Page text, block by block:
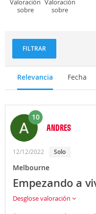
Valoración
sobre
Valoración
sobre
FILTRAR
Relevancia Fecha
10
ANDRES
12/12/2022 Solo
Melbourne
Empezando a
Desglose valoración